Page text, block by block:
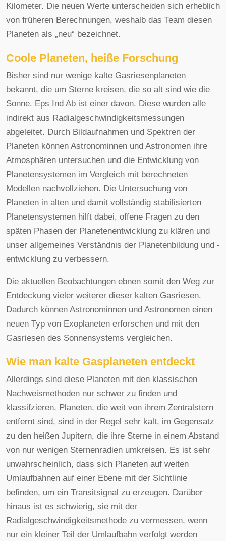
Kilometer. Die neuen Werte unterscheiden sich erheblich
von früheren Berechnungen, weshalb das Team diesen
Planeten als „neu“ bezeichnet.
Coole Planeten, heiße Forschung
Bisher sind nur wenige kalte Gasriesenplaneten
bekannt, die um Sterne kreisen, die so alt sind wie die
Sonne. Eps Ind Ab ist einer davon. Diese wurden alle
indirekt aus Radialgeschwindigkeitsmessungen
abgeleitet. Durch Bildaufnahmen und Spektren der
Planeten können Astronominnen und Astronomen ihre
Atmosphären untersuchen und die Entwicklung von
Planetensystemen im Vergleich mit berechneten
Modellen nachvollziehen. Die Untersuchung von
Planeten in alten und damit vollständig stabilisierten
Planetensystemen hilft dabei, offene Fragen zu den
späten Phasen der Planetenentwicklung zu klären und
unser allgemeines Verständnis der Planetenbildung und -
entwicklung zu verbessern.
Die aktuellen Beobachtungen ebnen somit den Weg zur
Entdeckung vieler weiterer dieser kalten Gasriesen.
Dadurch können Astronominnen und Astronomen einen
neuen Typ von Exoplaneten erforschen und mit den
Gasriesen des Sonnensystems vergleichen.
Wie man kalte Gasplaneten entdeckt
Allerdings sind diese Planeten mit den klassischen
Nachweismethoden nur schwer zu finden und
klassifzieren. Planeten, die weit von ihrem Zentralstern
entfernt sind, sind in der Regel sehr kalt, im Gegensatz
zu den heißen Jupitern, die ihre Sterne in einem Abstand
von nur wenigen Sternenradien umkreisen. Es ist sehr
unwahrscheinlich, dass sich Planeten auf weiten
Umlaufbahnen auf einer Ebene mit der Sichtlinie
befinden, um ein Transitsignal zu erzeugen. Darüber
hinaus ist es schwierig, sie mit der
Radialgeschwindigkeitsmethode zu vermessen, wenn
nur ein kleiner Teil der Umlaufbahn verfolgt werden